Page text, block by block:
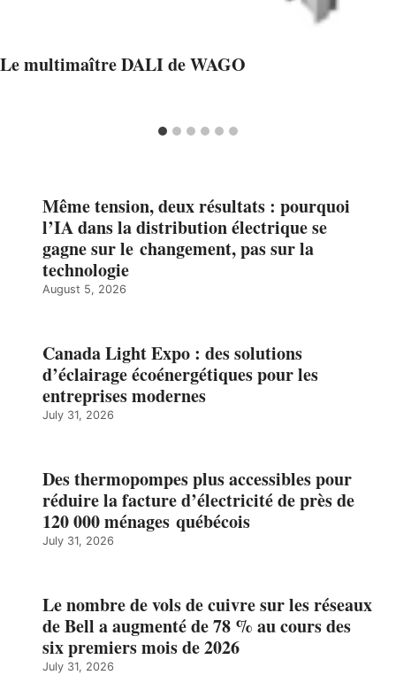
Le multimaître DALI de WAGO
Même tension, deux résultats : pourquoi
l’IA dans la distribution électrique se
gagne sur le changement, pas sur la
technologie
August 5, 2026
Canada Light Expo : des solutions
d’éclairage écoénergétiques pour les
entreprises modernes
July 31, 2026
Des thermopompes plus accessibles pour
réduire la facture d’électricité de près de
120 000 ménages québécois
July 31, 2026
Le nombre de vols de cuivre sur les réseaux
de Bell a augmenté de 78 % au cours des
six premiers mois de 2026
July 31, 2026